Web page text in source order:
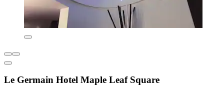
Le Germain Hotel Maple Leaf Square